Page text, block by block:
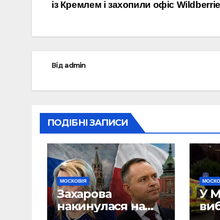
записів
із Кремлем і захопили офіс
Відadmin
ПОДІБНІ ЗАПИСИ
МОСКОВІЯ
Захарова
накинулася на
У